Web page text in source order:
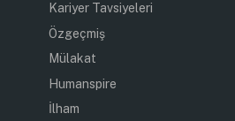
Kariyer Tavsiyeleri
Özgeçmiş
Mülakat
Humanspire
İlham